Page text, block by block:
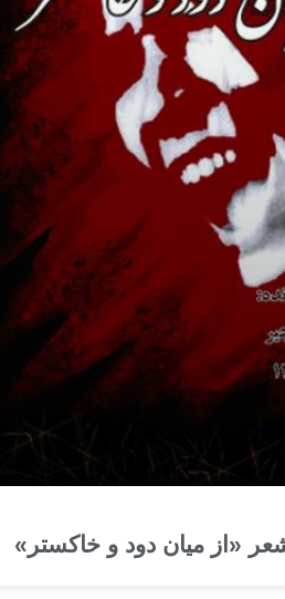
«از میان دود و خاکستر»